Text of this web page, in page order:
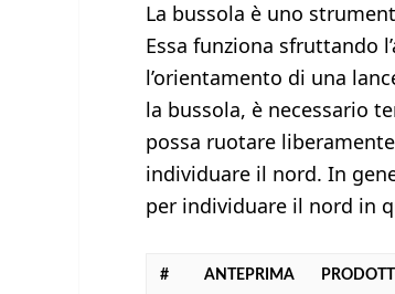
La bussola è uno
Essa funziona sfruttando
l’orientamento di una
la bussola, è necessario
possa ruotare
individuare il nord. In
per individuare il nord in
# ANTEPRIMA